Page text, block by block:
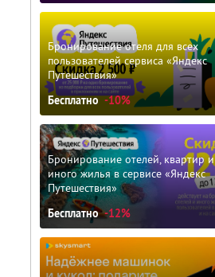
Бронирование отеля для всех
пользователей сервиса «Яндекс
Путешествия»
Бесплатно -10%
Бронирование отелей, квартир и
иного жилья в сервисе «Яндекс
Путешествия»
Бесплатно -12%